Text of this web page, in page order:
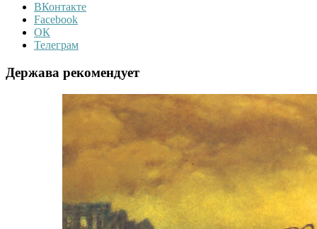
ВКонтакте
Facebook
ОК
Телеграм
Держава рекомендует